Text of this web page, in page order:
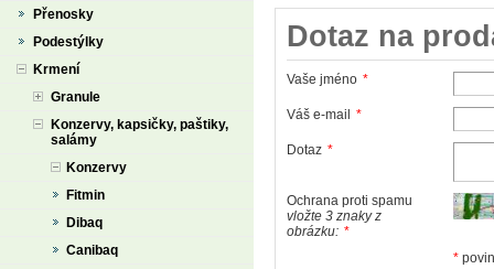
Dotaz na
Vaše jméno *
Váš e-mail *
Dotaz *
Ochrana proti spamu
vložte 3 znaky z
obrázku: *
*
Přenosky
Podestýlky
Krmení
Granule
Konzervy, kapsičky, paštiky,
salámy
Konzervy
Fitmin
Dibaq
Canibaq